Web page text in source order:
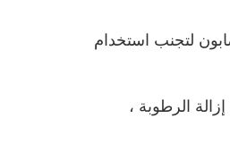
لتجنب استخدام
الرطوبة ،